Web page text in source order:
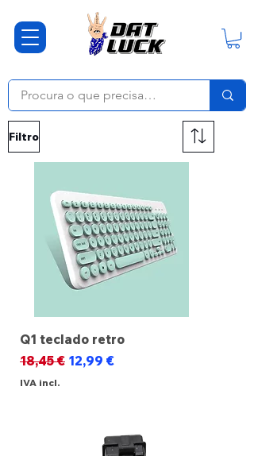
Filtro
Q1 teclado retro
Preço normal
18,45 € Preço promocional
12,99 €
IVA incl.